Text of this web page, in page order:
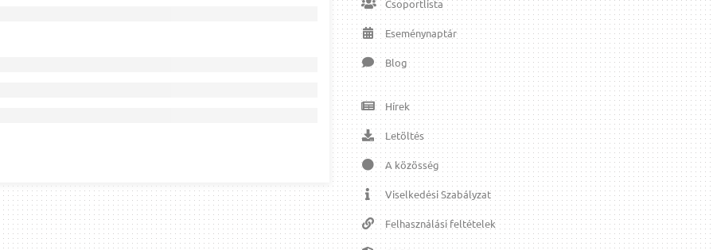
Csoportlista
Eseménynaptár
Blog
Hírek
Letöltés
A közösség
Viselkedési Szabályzat
Felhasználási feltételek